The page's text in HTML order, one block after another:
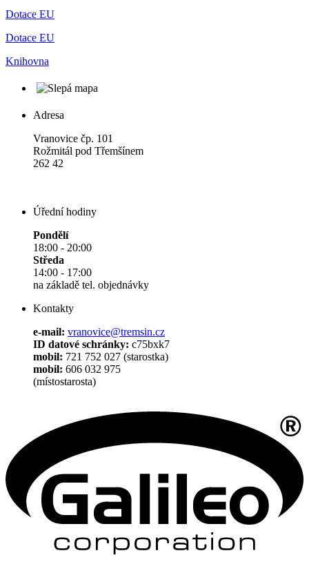
Dotace EU
Dotace EU
Knihovna
Adresa
Vranovice čp. 101
Rožmitál pod Třemšínem
262 42
Úřední hodiny
Pondělí
18:00 - 20:00
Středa
14:00 - 17:00
na základě tel. objednávky
Kontakty
e-mail: vranovice@tremsin.cz
ID datové schránky: c75bxk7
mobil: 721 752 027 (starostka)
mobil: 606 032 975
(místostarosta)